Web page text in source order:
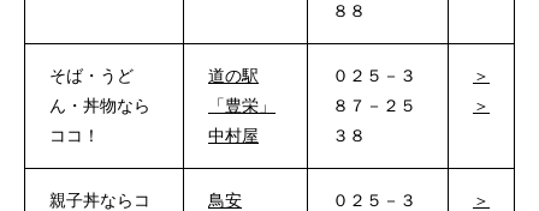
８８
そば・うど
ん・丼物なら
ココ！
道の駅
「豊栄」
中村屋
０２５－３
８７－２５
３８
＞
＞
親子丼ならコ
鳥安
０２５－３
＞